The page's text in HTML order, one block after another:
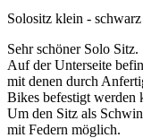
Solositz klein -
Sehr schöner Solo Sitz.
Auf der Unterseite
mit denen durch
Bikes befestigt werden
Um den Sitz als
mit Federn möglich.